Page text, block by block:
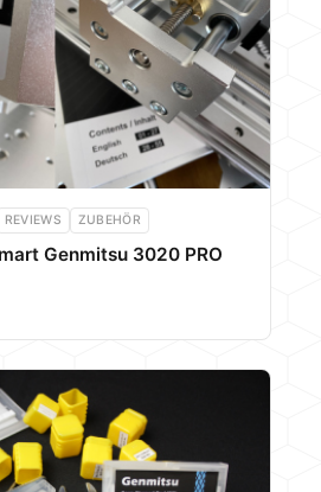
REVIEWS ZUBEHÖR
Genmitsu 3020 PRO